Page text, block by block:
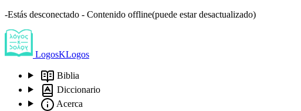
-Estás desconectado - Contenido offline(puede estar desactualizado)
LogosKLogos
Biblia
Diccionario
Acerca